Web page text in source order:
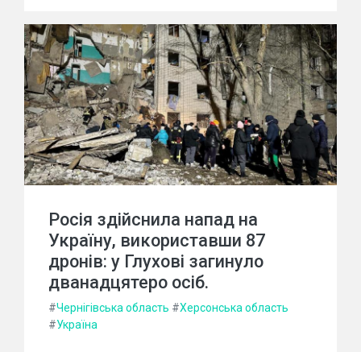
Росія здійснила напад на
Україну, використавши 87
дронів: у Глухові загинуло
дванадцятеро осіб.
#Чернігівська область #Херсонська область
#Україна